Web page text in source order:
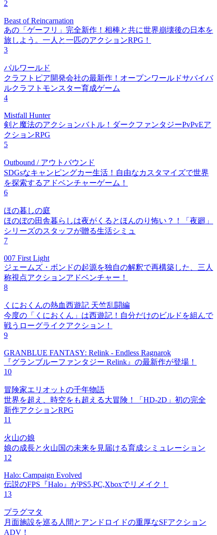
2
Beast of Reincarnation
あの「ゲーフリ」完全新作！相棒と共に世界崩壊後の日本を
旅しよう。一人と一匹のアクションRPG！
3
パルワールド
クラフトピア開発会社の最新作！オープンワールドサバイバ
ルクラフトモンスター育成ゲーム
4
Mistfall Hunter
剣と魔法のアクションバトル！ダークファンタジーPvPvEア
クションRPG
5
Outbound / アウトバウンド
SDGsなキャンピングカー生活！自由なカスタマイズで世界
を探索するアドベンチャーゲーム！
6
ほの暮しの庭
ほのぼの田舎暮らしは夜がくるとほんのり怖い？！「夜廻」
シリーズのスタッフが贈る生活シミュ
7
007 First Light
ジェームズ・ボンドの起源を独自の解釈で再構築した、三人
称視点アクションアドベンチャー！
8
くにおくんの熱血西遊記 天竺乱闘編
今度の「くにおくん」は西遊記！自分だけのビルドを組んで
戦うローグライクアクション！
9
GRANBLUE FANTASY: Relink - Endless Ragnarok
『グランブルーファンタジー Relink』の最新作が登場！
10
冒険家エリオットの千年物語
世界を超え、時空をも超える大冒険！「HD-2D」初の完全
新作アクションRPG
11
火山の娘
娘の成長と火山国の未来を見届ける育成シミュレーション
12
Halo: Campaign Evolved
伝説のFPS『Halo』がPS5,PC,Xboxでリメイク！
13
プラグマタ
月面施設を巡る人間とアンドロイドの重厚なSFアクション
ADV！